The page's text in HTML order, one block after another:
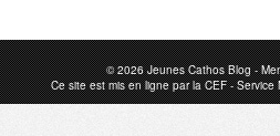
© 2026Jeunes Cathos Blog-
Ce site est mis en ligne par laCEF-Service